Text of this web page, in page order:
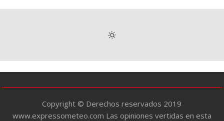
e
í
a
Copyright © Derechos reservados 2019
www.expressometeo.com Las opiniones vertidas en esta